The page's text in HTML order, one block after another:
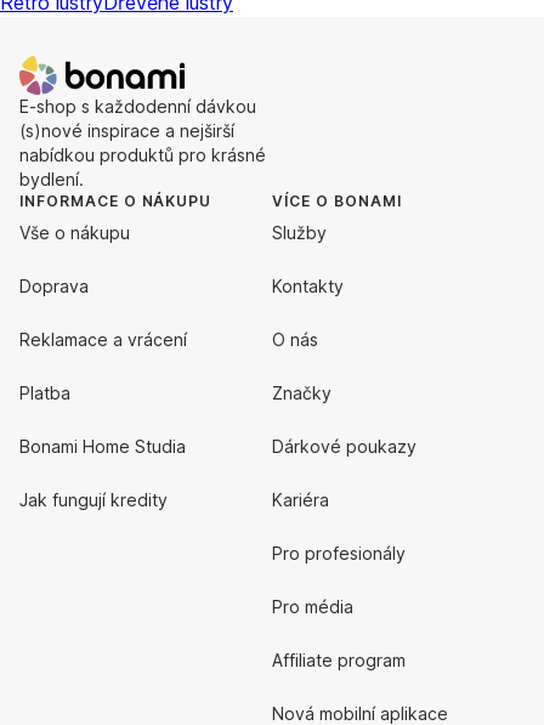
E-shop s každodenní dávkou
(s)nové inspirace a nejširší
nabídkou produktů pro krásné
bydlení.
INFORMACE O NÁKUPU
Vše o nákupu
Doprava
Reklamace a vrácení
Platba
Bonami Home Studia
Jak fungují kredity
VÍCE O BONAMI
Služby
Kontakty
O nás
Značky
Dárkové poukazy
Kariéra
Pro profesionály
Pro média
Affiliate program
Nová mobilní aplikace